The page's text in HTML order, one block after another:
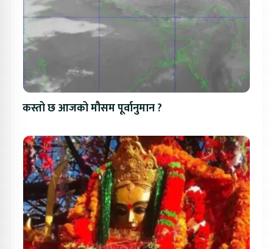
कस्तो छ आजको मौसम पूर्वानुमान ?